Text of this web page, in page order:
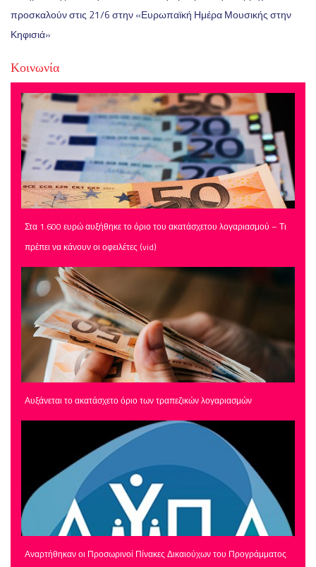
προσκαλούν στις 21/6 στην «Ευρωπαϊκή Ημέρα Μουσικής στην
Κηφισιά»
Κοινωνία
Στα 1.600 ευρώ αυξήθηκε το όριο του ακατάσχετου λογαριασμού – Τι
πρέπει να κάνουν οι οφειλέτες (vid)
Αυξάνεται το ακατάσχετο όριο των τραπεζικών λογαριασμών
Αναρτήθηκαν οι Προσωρινοί Πίνακες Δικαιούχων του Προγράμματος